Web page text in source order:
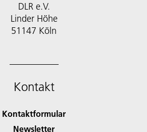
DLR e.V.
Linder Höhe
51147 Köln
Kontakt
Kontaktformular
Newsletter